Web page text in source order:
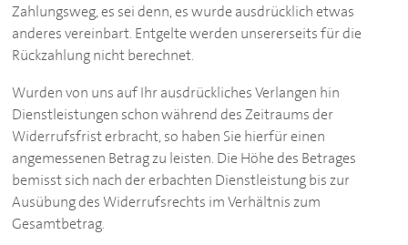
Zahlungsweg, es sei denn, es wurde ausdrücklich etwas
anderes vereinbart. Entgelte werden unsererseits für die
Rückzahlung nicht berechnet.
Wurden von uns auf Ihr ausdrückliches Verlangen hin
Dienstleistungen schon während des Zeitraums der
Widerrufsfrist erbracht, so haben Sie hierfür einen
angemessenen Betrag zu leisten. Die Höhe des Betrages
bemisst sich nach der erbachten Dienstleistung bis zur
Ausübung des Widerrufsrechts im Verhältnis zum
Gesamtbetrag.